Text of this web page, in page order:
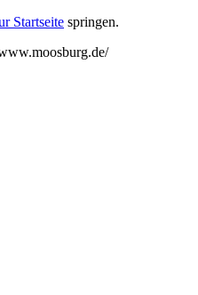
Startseite springen.